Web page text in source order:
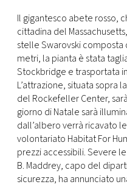
EVENTI
VIDEO
TV
PRINCIPATO
DI
MONACO
Il gigantesco abete rosso,
cittadina del
stelle Swarovski composta
metri, la pianta è stata
Stockbridge e trasportata
L’attrazione, situata sopra
del Rockefeller Center,
giorno di Natale sarà
dall’albero verrà ricavato
volontariato Habitat For
prezzi accessibili. Severe
B. Maddrey, capo del
sicurezza, ha annunciato